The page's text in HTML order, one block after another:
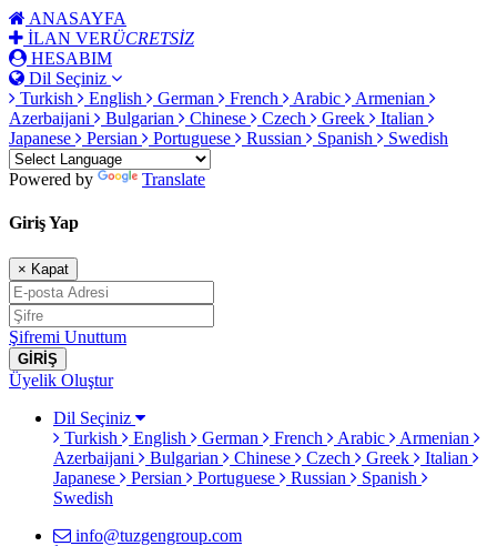
ANASAYFA
İLAN VERÜCRETSİZ
HESABIM
Dil Seçiniz
Turkish
English German French Arabic
Armenian
Azerbaijani
Bulgarian Chinese Czech Greek
Italian
Japanese
Persian Portuguese Russian Spanish Swedish
Powered by Translate
Giriş Yap
× Kapat
Şifremi Unuttum
GİRİŞ
Üyelik Oluştur
Dil Seçiniz
Turkish
English German French Arabic
Armenian
Azerbaijani
Bulgarian Chinese Czech Greek
Italian
Japanese
Persian Portuguese Russian
Spanish
Swedish
info@tuzgengroup.com